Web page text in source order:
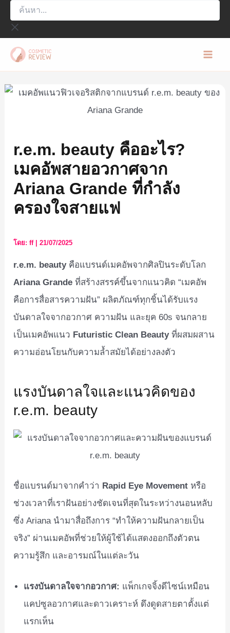
ค้นหา...
r.e.m. beauty คืออะไร?
เมคอัพสายอวกาศจาก
Ariana Grande ที่กำลัง
ครองใจสายแฟ
โดย:ff |21/07/2025
r.e.m. beautyคือแบรนด์เมคอัพจากศิลปินระดับโลก
Ariana Grande ที่สร้างสรรค์ขึ้นจากแนวคิด “เมคอัพ
คือการสื่อสารความฝัน” ผลิตภัณฑ์ทุกชิ้นได้รับแรง
บันดาลใจจากอวกาศ ความฝัน และยุค 60s จนกลาย
เป็นเมคอัพแนว Futuristic Clean Beautyที่ผสมผสาน
ความอ่อนโยนกับความล้ำสมัยได้อย่างลงตัว
แรงบันดาลใจและแนวคิดของ
r.e.m. beauty
ชื่อแบรนด์มาจากคำว่า Rapid Eye Movement หรือ
ช่วงเวลาที่เราฝันอย่างชัดเจนที่สุดในระหว่างนอนหลับ
ซึ่ง Ariana นำมาสื่อถึงการ “ทำให้ความฝันกลายเป็น
จริง” ผ่านเมคอัพที่ช่วยให้ผู้ใช้ได้แสดงออกถึงตัวตน
ความรู้สึก และอารมณ์ในแต่ละวัน
แรงบันดาลใจจากอวกาศ: แพ็กเกจจิ้งดีไซน์เหมือน
แคปซูลอวกาศและดาวเคราะห์ ดึงดูดสายตาตั้งแต่
แรกเห็น